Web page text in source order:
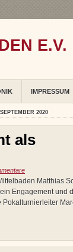
E.V.
IMPRESSUM
2020
als
Matthias
Engagement und